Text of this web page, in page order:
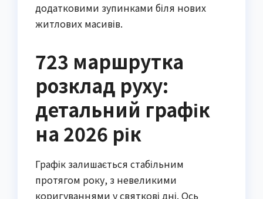
додатковими зупинками біля нових
житлових масивів.
723 маршрутка
розклад руху:
детальний графік
на 2026 рік
Графік залишається стабільним
протягом року, з невеликими
коригуваннями у святкові дні. Ось